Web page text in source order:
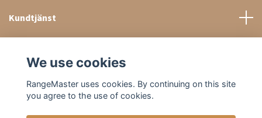
Kundtjänst
We use cookies
RangeMaster uses cookies. By continuing on this site
you agree to the use of cookies.